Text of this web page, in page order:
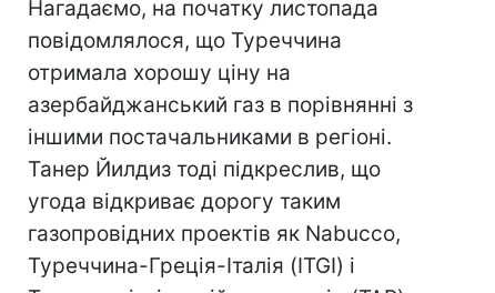
Нагадаємо, на початку листопада
повідомлялося, що Туреччина
отримала хорошу ціну на
азербайджанський газ в порівнянні з
іншими постачальниками в регіоні.
Танер Йилдиз тоді підкреслив, що
угода відкриває дорогу таким
газопровідних проектів як Nabucco,
Туреччина-Греція-Італія (ITGI) і